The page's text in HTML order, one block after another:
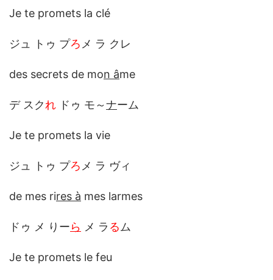
Je te promets la clé
ジュ トゥ プろ メ ラ クレ
des secrets de mon âme
デ スクれ ドゥ モ～ナーム
Je te promets la vie
ジュ トゥ プろ メ ラ ヴィ
de mes rires à mes larmes
ドゥ メ りーら メ ラ る ム
Je te promets le feu